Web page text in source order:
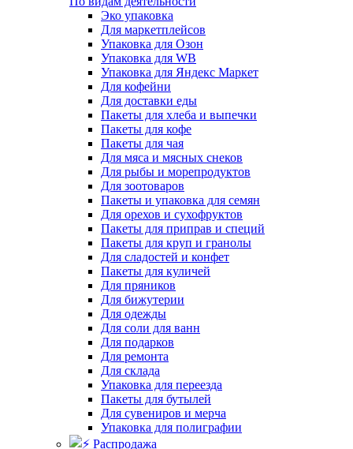
Эко упаковка
Для маркетплейсов
Упаковка для Озон
Упаковка для WB
Упаковка для Яндекс Маркет
Для кофейни
Для доставки еды
Пакеты для хлеба и выпечки
Пакеты для кофе
Пакеты для чая
Для мяса и мясных снеков
Для рыбы и морепродуктов
Для зоотоваров
Пакеты и упаковка для семян
Для орехов и сухофруктов
Пакеты для приправ и специй
Пакеты для круп и гранолы
Для сладостей и конфет
Пакеты для куличей
Для пряников
Для бижутерии
Для одежды
Для соли для ванн
Для подарков
Для ремонта
Для склада
Упаковка для переезда
Пакеты для бутылей
Для сувениров и мерча
Упаковка для полиграфии